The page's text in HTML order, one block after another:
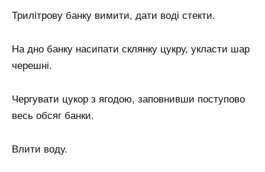
Трилітрову банку вимити, дати воді стекти.
На дно банку насипати склянку цукру, укласти шар
черешні.
Чергувати цукор з ягодою, заповнивши поступово
весь обсяг банки.
Влити воду.